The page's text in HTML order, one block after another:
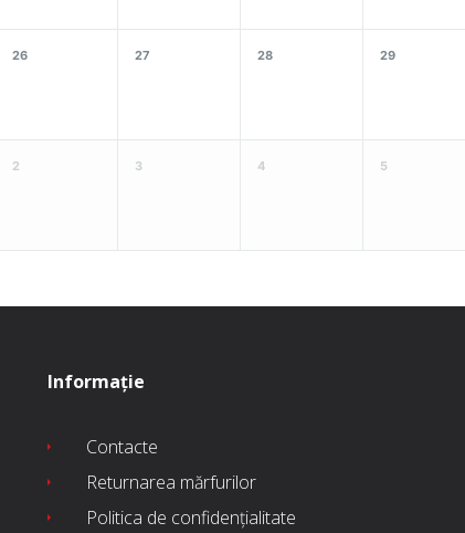
26 27 28 29
2 3 4 5
Informație
Contacte
Returnarea mărfurilor
Politica de confidențialitate